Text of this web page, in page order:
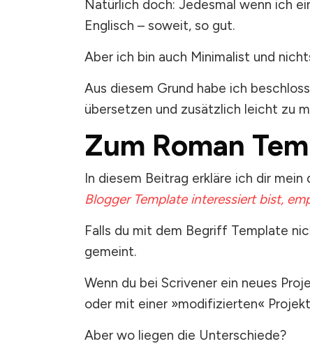
Natürlich doch: Jedesmal wenn ich
Englisch – soweit, so gut.
Aber ich bin auch Minimalist und
Aus diesem Grund habe ich
übersetzen und zusätzlich leicht zu
Zum Roman
In diesem Beitrag erkläre ich dir
Blogger Template interessiert bist,
Falls du mit dem Begriff Template
gemeint.
Wenn du bei Scrivener ein neues
oder mit einer »modifizierten«
Aber wo liegen die Unterschiede?